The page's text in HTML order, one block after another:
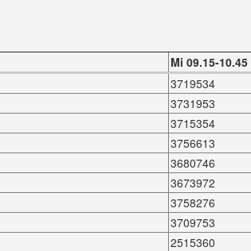
Mi 09.15-10.45
3719534
3731953
3715354
3756613
3680746
3673972
3758276
3709753
2515360